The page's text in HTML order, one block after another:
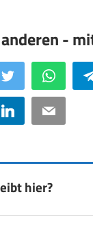
Twitter WhatsApp
LinkedIn Email
hier?